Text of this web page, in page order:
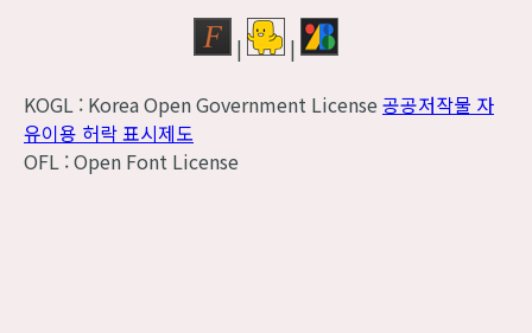
|
|
KOGL : Korea Open Government License공공저작물 자
유이용 허락 표시제도
OFL : Open Font License